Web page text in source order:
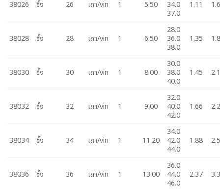
38026 ซึ้ง 26 เถา/vin 1 5.50
34.0
37.0
1.11
38028 ซึ้ง 28 เถา/vin 1 6.50
28.0
36.0
38.0
1.35
38030 ซึ้ง 30 เถา/vin 1 8.00
30.0
38.0
40.0
1.45
38032 ซึ้ง 32 เถา/vin 1 9.00
32.0
40.0
42.0
1.66
38034 ซึ้ง 34 เถา/vin 1 11.20
34.0
42.0
44.0
1.88
38036 ซึ้ง 36 เถา/vin 1 13.00
36.0
44.0
46.0
2.37